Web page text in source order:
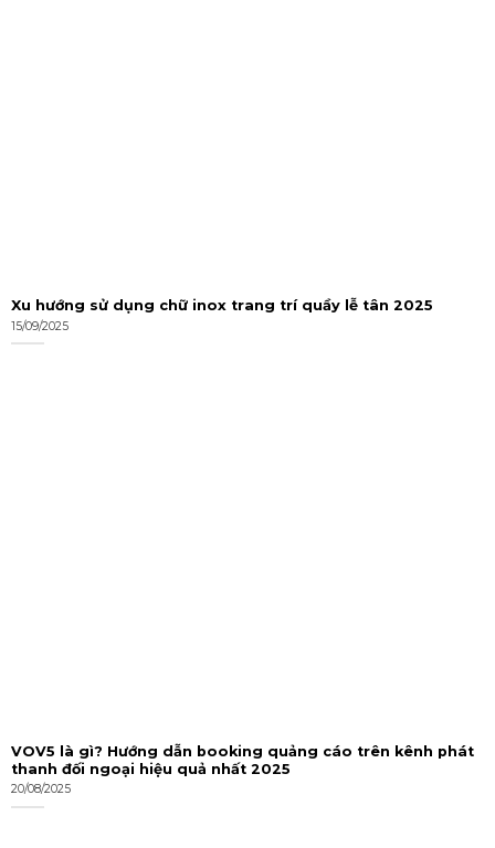
Xu hướng sử dụng chữ inox trang trí quầy lễ tân 2025
15/09/2025
VOV5 là gì? Hướng dẫn booking quảng cáo trên kênh phát
thanh đối ngoại hiệu quả nhất 2025
20/08/2025